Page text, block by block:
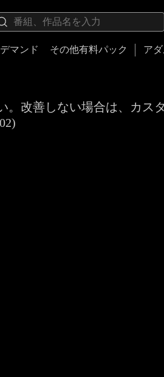
マンド その他有料パック アダ
改善しない場合は、カス